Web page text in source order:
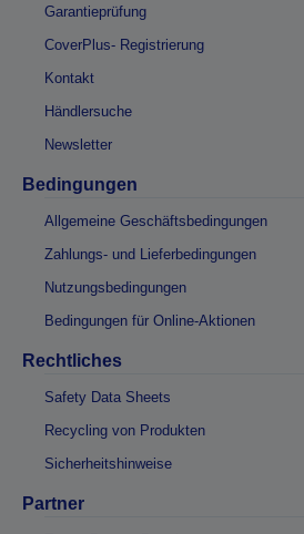
Garantieprüfung
CoverPlus- Registrierung
Kontakt
Händlersuche
Newsletter
Bedingungen
Allgemeine Geschäftsbedingungen
Zahlungs- und Lieferbedingungen
Nutzungsbedingungen
Bedingungen für Online-Aktionen
Rechtliches
Safety Data Sheets
Recycling von Produkten
Sicherheitshinweise
Partner